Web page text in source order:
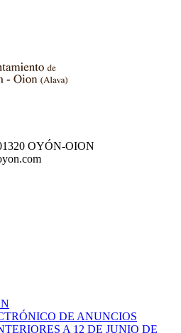
OYÓN-OION
DE ANUNCIOS
A 12 DE JUNIO DE